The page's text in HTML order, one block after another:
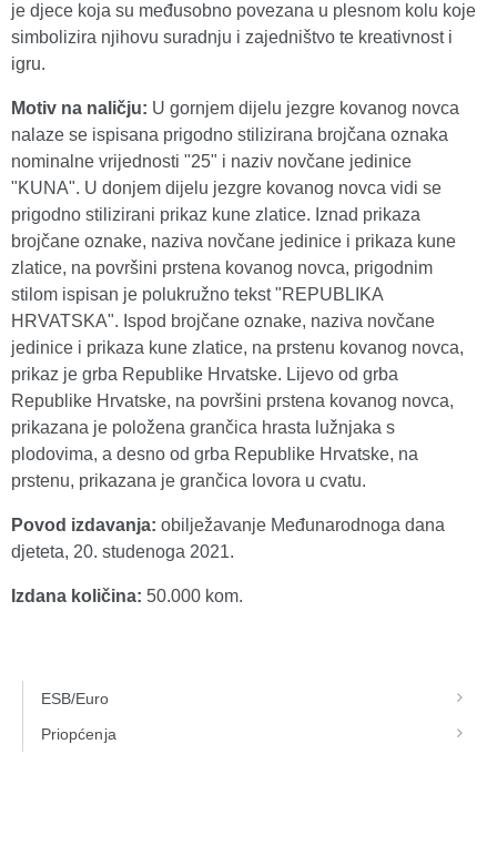
je djece koja su međusobno povezana u plesnom kolu koje
simbolizira njihovu suradnju i zajedništvo te kreativnost i
igru.
Motiv na naličju: U gornjem dijelu jezgre kovanog novca
nalaze se ispisana prigodno stilizirana brojčana oznaka
nominalne vrijednosti "25" i naziv novčane jedinice
"KUNA". U donjem dijelu jezgre kovanog novca vidi se
prigodno stilizirani prikaz kune zlatice. Iznad prikaza
brojčane oznake, naziva novčane jedinice i prikaza kune
zlatice, na površini prstena kovanog novca, prigodnim
stilom ispisan je polukružno tekst "REPUBLIKA
HRVATSKA". Ispod brojčane oznake, naziva novčane
jedinice i prikaza kune zlatice, na prstenu kovanog novca,
prikaz je grba Republike Hrvatske. Lijevo od grba
Republike Hrvatske, na površini prstena kovanog novca,
prikazana je položena grančica hrasta lužnjaka s
plodovima, a desno od grba Republike Hrvatske, na
prstenu, prikazana je grančica lovora u cvatu.
Povod izdavanja: obilježavanje Međunarodnoga dana
djeteta, 20. studenoga 2021.
Izdana količina: 50.000 kom.
ESB/Euro
Priopćenja